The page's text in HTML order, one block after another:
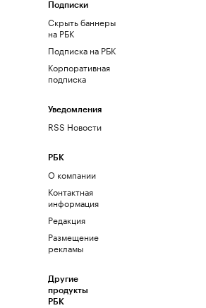
Подписки
Скрыть баннеры
на РБК
Подписка на РБК
Корпоративная
подписка
Уведомления
RSS Новости
РБК
О компании
Контактная
информация
Редакция
Размещение
рекламы
Другие
продукты
РБК